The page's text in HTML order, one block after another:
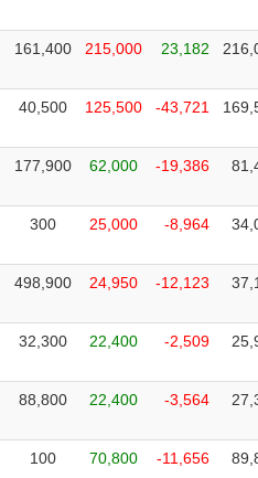
161,400 215,000 23,182
40,500 125,500 -43,721
177,900 62,000 -19,386
300 25,000 -8,964
498,900 24,950 -12,123
32,300 22,400 -2,509
88,800 22,400 -3,564
100 70,800 -11,656